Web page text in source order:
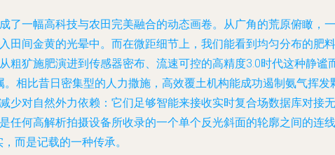
了一幅高科技与农田完美融合的动态画卷。从广角的荒原俯瞰，
田间金黄的光晕中。而在微距细节上，我们能看到均匀分布的肥
粗犷施肥演进到传感器密布、流速可控的高精度3.0时代这种静
相比昔日密集型的人力撒施，高效覆土机构能成功遏制氨气挥
少对自然外力依赖：它们足够智能来接收实时复合场数据库对接
任何高解析拍摄设备所收录的一个单个反光斜面的轮廓之间的连
而是记载的一种传承。